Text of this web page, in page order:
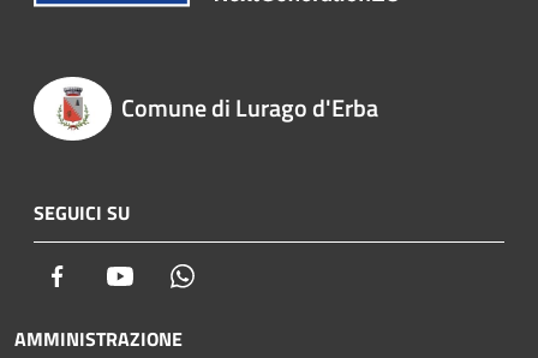
Comune di Lurago d'Erba
SEGUICI SU
Facebook Youtube
AMMINISTRAZIONE